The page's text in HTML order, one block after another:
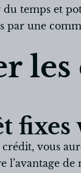
temps et
par une
fixes
vous
l’avantage